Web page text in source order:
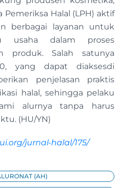
Pemeriksa Halal (LPH) aktif
berbagai layanan untuk
usaha dalam proses
produk. Salah satunya
yang dapat diaksesdi
penjelasan praktis
halal, sehingga pelaku
alurnya tanpa harus
(HU/YN)
jurnal-halal/175/
(AH)